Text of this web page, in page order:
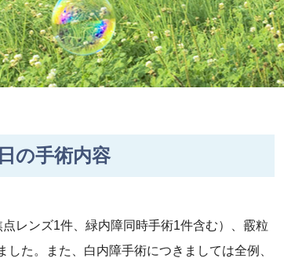
の手術内容
レンズ1件、緑内障同時手術1件含む）、霰粒
た。また、白内障手術につきましては全例、